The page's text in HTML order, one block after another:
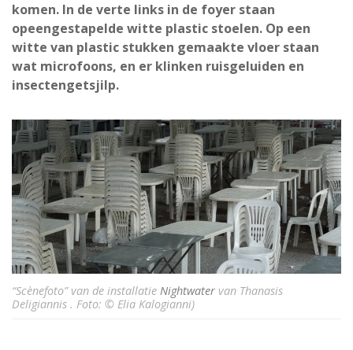
komen. In de verte links in de foyer staan
opeengestapelde witte plastic stoelen. Op een
witte van plastic stukken gemaakte vloer staan
wat microfoons, en er klinken ruisgeluiden en
insectengetsjilp.
“Scènefoto” van de installatie Nightwater van Thanasis
Deligiannis . Foto: © Elia Kalogianni)